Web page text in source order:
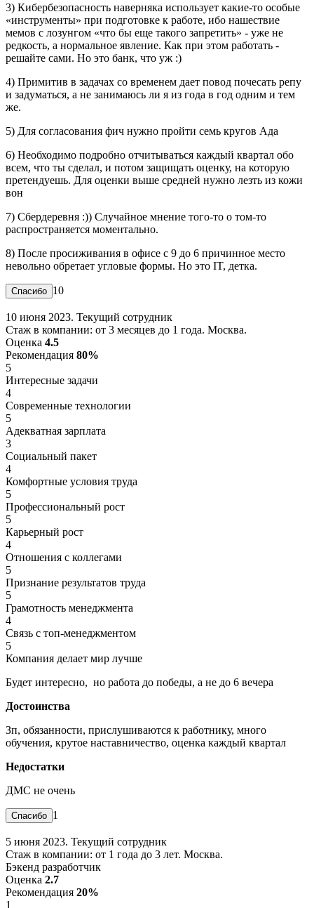
3) Кибербезопасность наверняка использует какие-то особые
«инструменты» при подготовке к работе, ибо нашествие
мемов с лозунгом «что бы еще такого запретить» - уже не
редкость, а нормальное явление. Как при этом работать -
решайте сами. Но это банк, что уж :)
4) Примитив в задачах со временем дает повод почесать репу
и задуматься, а не занимаюсь ли я из года в год одним и тем
же.
5) Для согласования фич нужно пройти семь кругов Ада
6) Необходимо подробно отчитываться каждый квартал обо
всем, что ты сделал, и потом защищать оценку, на которую
претендуешь. Для оценки выше средней нужно лезть из кожи
вон
7) Сбердеревня :)) Случайное мнение того-то о том-то
распространяется моментально.
8) После просиживания в офисе с 9 до 6 причинное место
невольно обретает угловые формы. Но это IT, детка.
10
10 июня 2023. Текущий сотрудник
Стаж в компании: от 3 месяцев до 1 года. Москва.
Оценка 4.5
Рекомендация 80%
5
Интересные задачи
4
Современные технологии
5
Адекватная зарплата
3
Социальный пакет
4
Комфортные условия труда
5
Профессиональный рост
5
Карьерный рост
4
Отношения с коллегами
5
Признание результатов труда
5
Грамотность менеджмента
4
Связь с топ-менеджментом
5
Компания делает мир лучше
Будет интересно, но работа до победы, а не до 6 вечера
Достоинства
Зп, обязанности, прислушиваются к работнику, много
обучения, крутое наставничество, оценка каждый квартал
Недостатки
ДМС не очень
1
5 июня 2023. Текущий сотрудник
Стаж в компании: от 1 года до 3 лет. Москва.
Бэкенд разработчик
Оценка 2.7
Рекомендация 20%
1